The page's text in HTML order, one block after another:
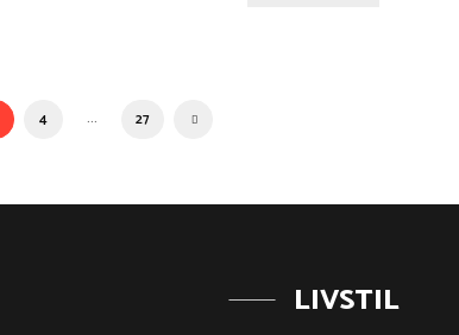
4 ... 27
LIVSTIL